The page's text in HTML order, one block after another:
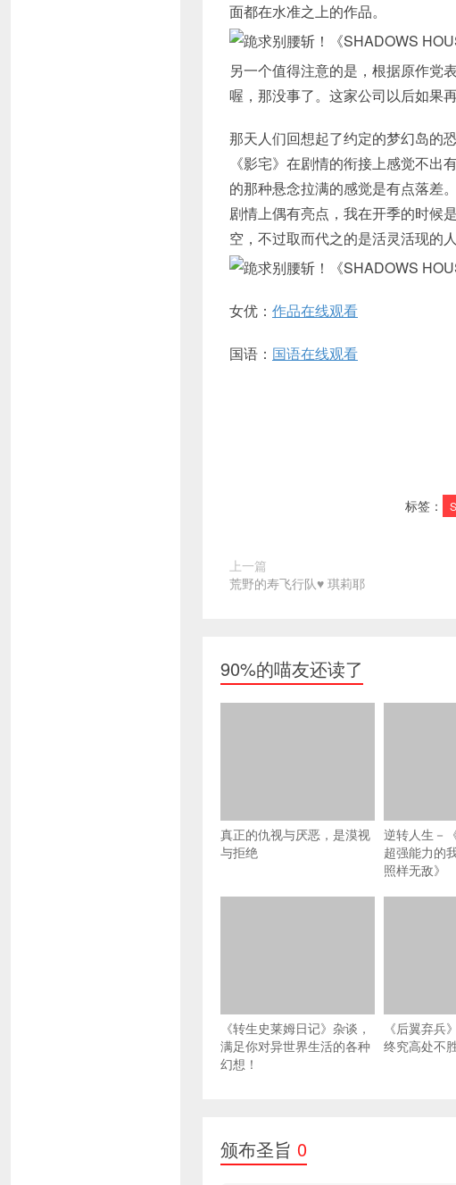
面都在水准之上的作品。
另一个值得注意的是，根据原作党
喔，那没事了。这家公司以后如果
那天人们回想起了约定的梦幻岛的
《影宅》在剧情的衔接上感觉不
的那种悬念拉满的感觉是有点落差
剧情上偶有亮点，我在开季的时候
空，不过取而代之的是活灵活现的
女优： 作品在线观看
国语： 国语在线观看
标签：
上一篇
荒野的寿飞行队♥ 琪莉耶
90%的喵友还读了
真正的仇视与厌恶，是漠视
与拒绝
逆转人生－
超强能力的
照样无敌》
《转生史莱姆日记》杂谈，
满足你对异世界生活的各种
幻想！
《后翼弃兵
终究高处不
颁布圣旨 0